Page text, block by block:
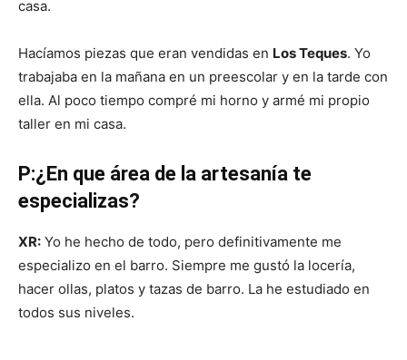
casa.
Hacíamos piezas que eran vendidas en Los Teques. Yo
trabajaba en la mañana en un preescolar y en la tarde con
ella. Al poco tiempo compré mi horno y armé mi propio
taller en mi casa.
P:¿En que área de la artesanía te
especializas?
XR: Yo he hecho de todo, pero definitivamente me
especializo en el barro. Siempre me gustó la locería,
hacer ollas, platos y tazas de barro. La he estudiado en
todos sus niveles.